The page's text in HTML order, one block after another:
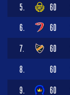
5. 60
6. 60
7. 60
8. 60
9. 60